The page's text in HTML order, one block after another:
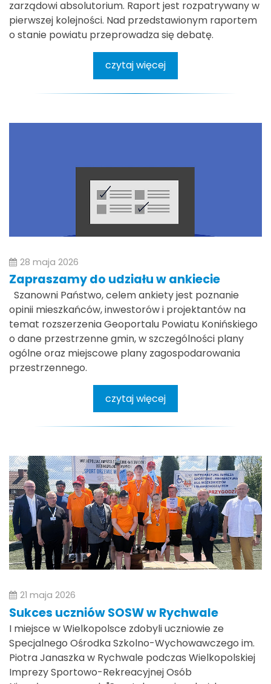
zarządowi absolutorium. Raport jest rozpatrywany w
pierwszej kolejności. Nad przedstawionym raportem
o stanie powiatu przeprowadza się debatę.
czytaj więcej
28 maja 2026
Zapraszamy do udziału w ankiecie
Szanowni Państwo, celem ankiety jest poznanie
opinii mieszkańców, inwestorów i projektantów na
temat rozszerzenia Geoportalu Powiatu Konińskiego
o dane przestrzenne gmin, w szczególności plany
ogólne oraz miejscowe plany zagospodarowania
przestrzennego.
czytaj więcej
21 maja 2026
Sukces uczniów SOSW w Rychwale
I miejsce w Wielkopolsce zdobyli uczniowie ze
Specjalnego Ośrodka Szkolno-Wychowawczego im.
Piotra Janaszka w Rychwale podczas Wielkopolskiej
Imprezy Sportowo-Rekreacyjnej Osób